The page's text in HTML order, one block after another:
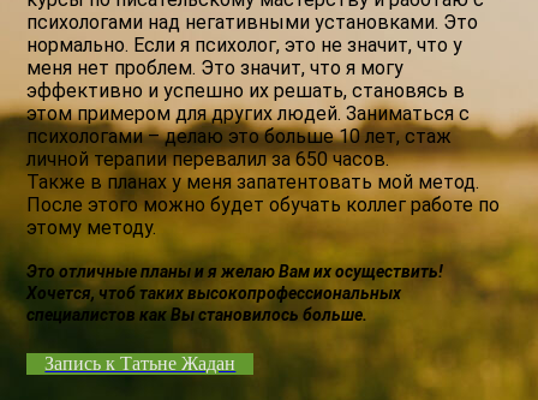
психологами над негативными установками. Это
нормально. Если я психолог, это не значит, что у
меня нет проблем. Это значит, что я могу
эффективно и успешно их решать, становясь в
этом примером для других людей. Заниматься с
психологами – делаю это больше 10 лет, стаж
личной терапии перевалил за 650 часов.
Также в планах у меня запатентовать мой метод.
После этого можно будет обучать коллег работе по
этому методу.
Это отличные планы и я желаю Вам их осуществить!
Хочется, чтоб таких высокопрофессиональных
специалистов как Вы становилось больше.
Запись к Татьне Жадан